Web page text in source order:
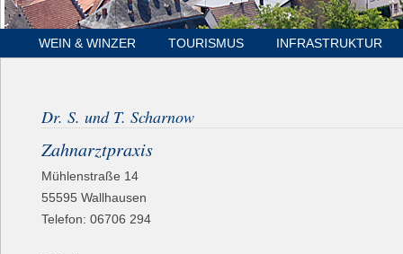
WEIN & WINZER TOURISMUS INFRASTRUKTUR
Dr. S. und T. Scharnow
Zahnarztpraxis
Mühlenstraße 14
55595 Wallhausen
Telefon: 06706 294